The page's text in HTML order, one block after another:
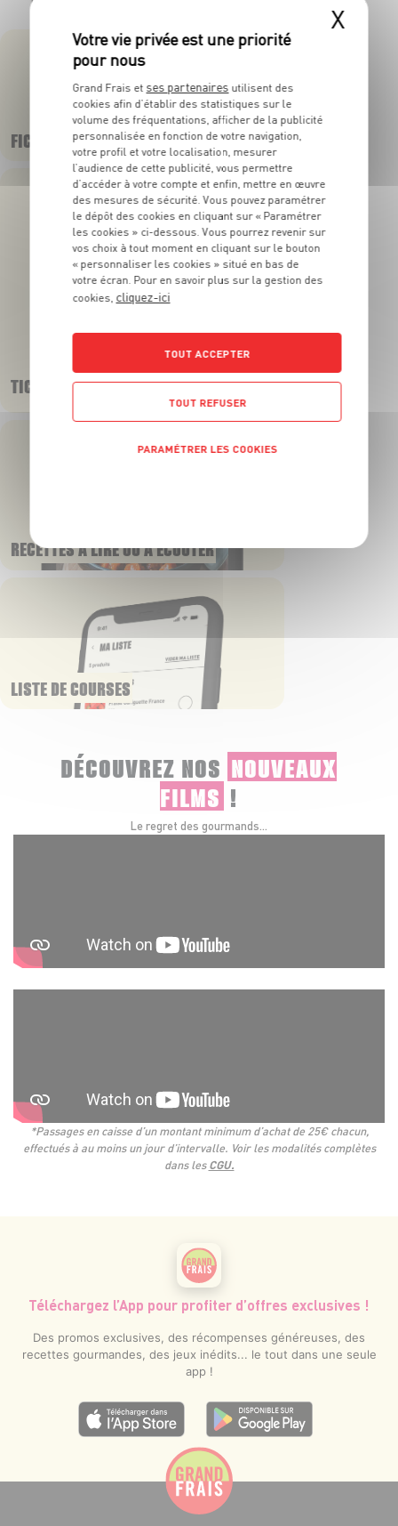
Retrouvez des fonctionnalités pratiques et tout ce dont vous avez
FICHES PRODUITS
TICKETS DE CAISSE
RECETTES À LIRE OU À ÉCOUTER
LISTE DE COURSES
DÉCOUVREZ NOS NOUVEAUX
FILMS !
Le regret des gourmands...
*Passages en caisse d’un montant minimum d’achat de 25€ chacun,
effectués à au moins un jour d’intervalle. Voir les modalités complètes
dans lesCGU.
Téléchargez l’App pour profiter d’offres exclusives !
Des promos exclusives, des récompenses généreuses, des
recettes gourmandes, des jeux inédits... le tout dans une seule
app !
X
Grand Frais et ses partenaires utilisent des
cookies afin d’établir des statistiques sur le
volume des fréquentations, afficher de la publicité
personnalisée en fonction de votre navigation,
votre profil et votre localisation, mesurer
l’audience de cette publicité, vous permettre
d’accéder à votre compte et enfin, mettre en œuvre
des mesures de sécurité. Vous pouvez paramétrer
le dépôt des cookies en cliquant sur « Paramétrer
les cookies » ci-dessous. Vous pourrez revenir sur
vos choix à tout moment en cliquant sur le bouton
« personnaliser les cookies » situé en bas de
votre écran. Pour en savoir plus sur la gestion des
cookies, cliquez-ici
TOUT ACCEPTER
TOUT REFUSER
PARAMÉTRER LES COOKIES